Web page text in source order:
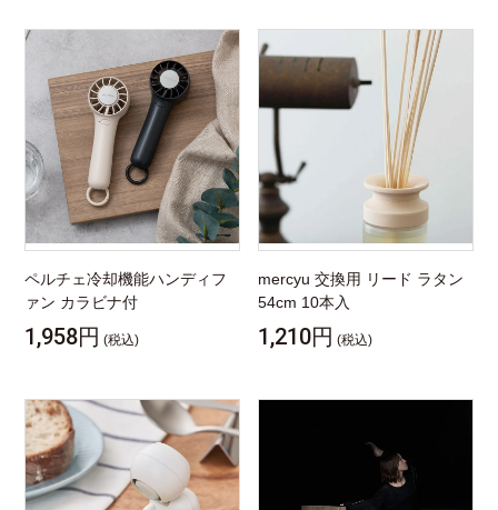
ペルチェ冷却機能ハンディフ
ァン カラビナ付
1,958円 (税込)
mercyu 交換用 リード ラタン
54cm 10本入
1,210円 (税込)